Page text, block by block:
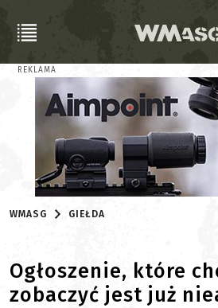
REKLAMA
WMASG GIEŁDA
Ogłoszenie, które
zobaczyć jest już